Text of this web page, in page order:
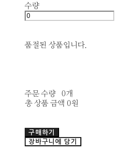
수량
품절된 상품입니다.
주문 수량
0개
총 상품 금액 0원
구매하기
장바구니에 담기